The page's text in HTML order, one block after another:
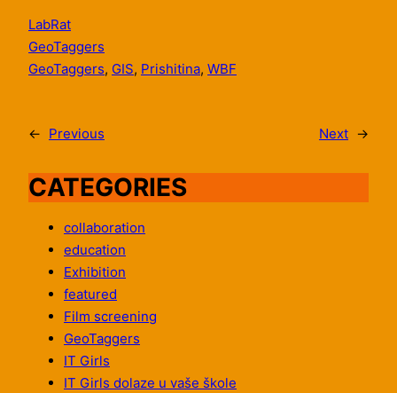
LabRat
GeoTaggers
GeoTaggers, GIS, Prishitina, WBF
← Previous Next →
CATEGORIES
collaboration
education
Exhibition
featured
Film screening
GeoTaggers
IT Girls
IT Girls dolaze u vaše škole